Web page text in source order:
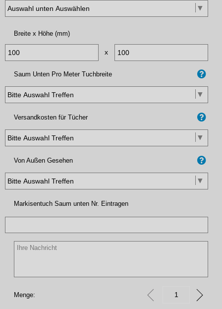
Breite x Höhe (mm)
x
Saum Unten Pro Meter Tuchbreite
Versandkosten für Tücher
Von Außen Gesehen
Markisentuch Saum unten Nr. Eintragen
Menge: